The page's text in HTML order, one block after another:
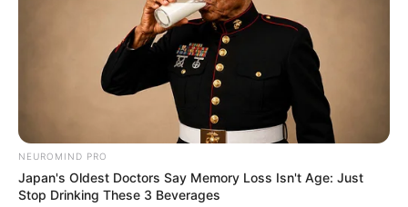
NEUROMIND PRO
Japan's Oldest Doctors Say Memory Loss Isn't Age: Just
Stop Drinking These 3 Beverages